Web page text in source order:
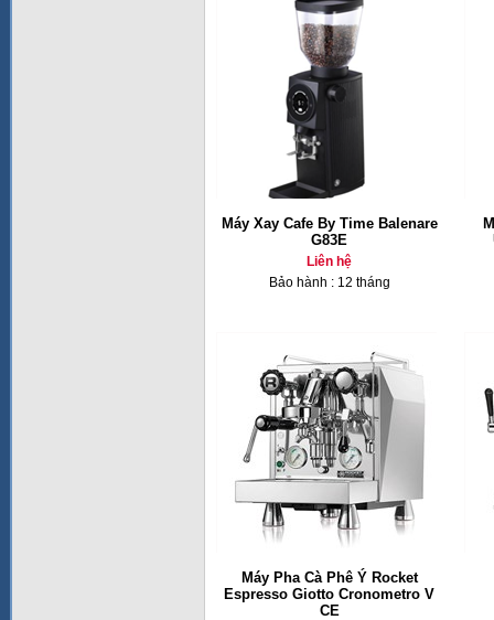
Máy Xay Cafe By Time Balenare
G83E
Liên hệ
Bảo hành : 12 tháng
Máy Pha Cà Phê Ý Rocket
Espresso Giotto Cronometro V
CE